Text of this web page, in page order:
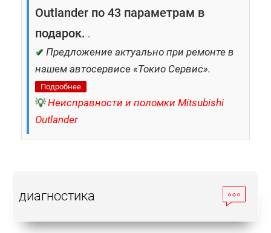
Outlander по 43 параметрам в
подарок. .
✔ Предложение актуально при ремонте в
нашем автосервисе «Токио Сервис».
Подробнее
💡 Неисправности и поломки Mitsubishi
Outlander
диагностика